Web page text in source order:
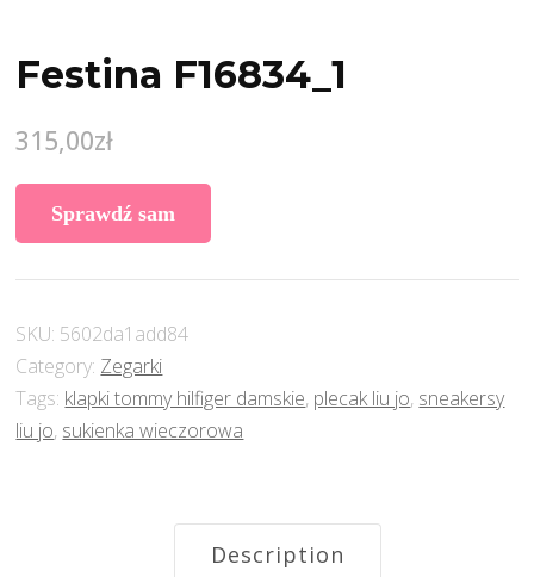
Festina F16834_1
315,00zł
Sprawdź sam
SKU: 5602da1add84
Category: Zegarki
Tags: klapki tommy hilfiger damskie, plecak liu jo, sneakersy
liu jo, sukienka wieczorowa
Description